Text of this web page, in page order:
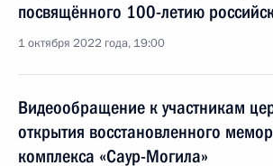
посвящённого 100-летию
1 октября 2022 года, 19:00
Видеообращение к участникам
открытия восстановленного
комплекса «Саур-Могила»